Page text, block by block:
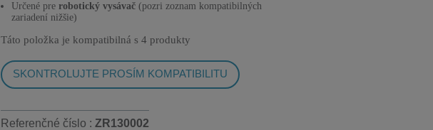
Určené pre robotický vysávač (pozri zoznam kompatibilných
zariadení nižšie)
Táto položka je kompatibilná s 4 produkty
SKONTROLUJTE PROSÍM KOMPATIBILITU
Referenčné číslo : ZR130002